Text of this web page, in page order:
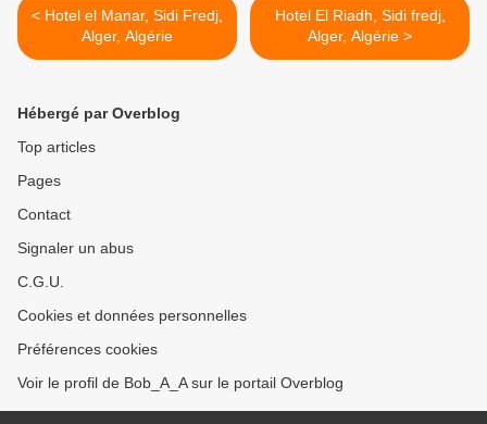
< Hotel el Manar, Sidi Fredj,
Alger, Algérie
Hotel El Riadh, Sidi fredj,
Alger, Algérie >
Hébergé par Overblog
Top articles
Pages
Contact
Signaler un abus
C.G.U.
Cookies et données personnelles
Préférences cookies
Voir le profil de Bob_A_A sur le portail Overblog